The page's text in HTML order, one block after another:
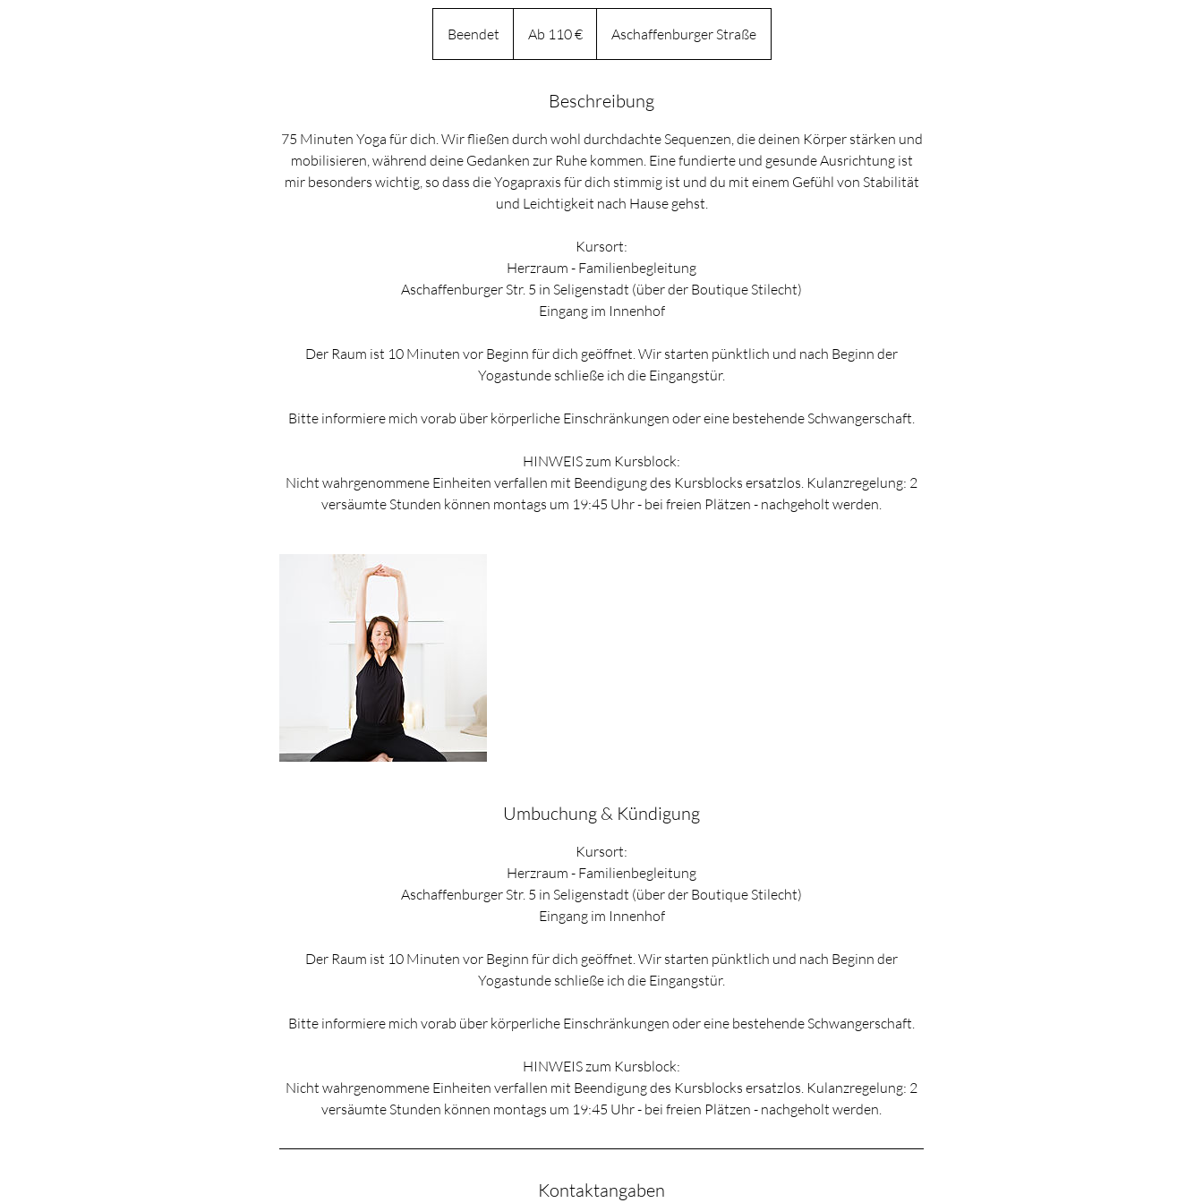
Beendet
e
e
t
EuroAb 110 € Aschaffenburger Straße
Beschreibung
75 Minuten Yoga für dich. Wir fließen durch wohl durchdachte Sequenzen, die deinen Körper stärken und
mobilisieren, während deine Gedanken zur Ruhe kommen. Eine fundierte und gesunde Ausrichtung ist
mir besonders wichtig, so dass die Yogapraxis für dich stimmig ist und du mit einem Gefühl von Stabilität
und Leichtigkeit nach Hause gehst.
Kursort:
Herzraum - Familienbegleitung
Aschaffenburger Str. 5 in Seligenstadt (über der Boutique Stilecht)
Eingang im Innenhof
Der Raum ist 10 Minuten vor Beginn für dich geöffnet. Wir starten pünktlich und nach Beginn der
Yogastunde schließe ich die Eingangstür.
Bitte informiere mich vorab über körperliche Einschränkungen oder eine bestehende Schwangerschaft.
HINWEIS zum Kursblock:
Nicht wahrgenommene Einheiten verfallen mit Beendigung des Kursblocks ersatzlos. Kulanzregelung: 2
versäumte Stunden können montags um 19:45 Uhr - bei freien Plätzen - nachgeholt werden.
Umbuchung & Kündigung
Kursort:
Herzraum - Familienbegleitung
Aschaffenburger Str. 5 in Seligenstadt (über der Boutique Stilecht)
Eingang im Innenhof
Der Raum ist 10 Minuten vor Beginn für dich geöffnet. Wir starten pünktlich und nach Beginn der
Yogastunde schließe ich die Eingangstür.
Bitte informiere mich vorab über körperliche Einschränkungen oder eine bestehende Schwangerschaft.
HINWEIS zum Kursblock:
Nicht wahrgenommene Einheiten verfallen mit Beendigung des Kursblocks ersatzlos. Kulanzregelung: 2
versäumte Stunden können montags um 19:45 Uhr - bei freien Plätzen - nachgeholt werden.
Kontaktangaben